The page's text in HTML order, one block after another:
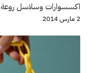
اكسسوارات وسلاسل روعة 2014
2 مارس 2014